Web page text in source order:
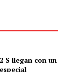
S llegan con un